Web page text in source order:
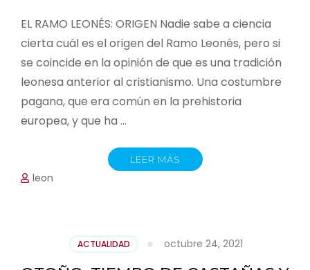
EL RAMO LEONÉS: ORIGEN Nadie sabe a ciencia
cierta cuál es el origen del Ramo Leonés, pero si
se coincide en la opinión de que es una tradición
leonesa anterior al cristianismo. Una costumbre
pagana, que era común en la prehistoria
europea, y que ha …
LEER MÁS
leon
ACTUALIDAD octubre 24, 2021